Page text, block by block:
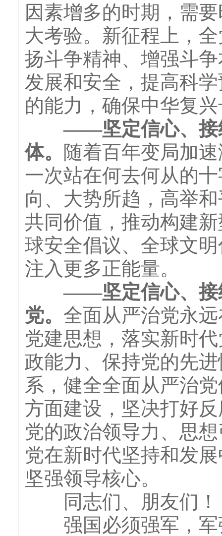
因素增多的时期，需
大考验。新征程上，
扬斗争精神、增强斗
发展和安全，提高科
的能力，确保中华复
——坚定信心、接续
体。 随着百年变局加
一次站在何去何从的
向、大势所趋，高举
共同价值，推动构建
球安全倡议、全球文
注入更多正能量。
——坚定信心、接续
党。 全面从严治党永
党建思想，落实新时
政能力、保持党的先
系，健全全面从严治
方面建设，坚决打好
党的政治领导力、思
党在新时代坚持和发
坚强领导核心。
同志们、朋友们！
强国必须强军，军